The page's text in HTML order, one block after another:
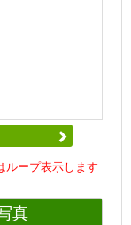
ループ表示します
真